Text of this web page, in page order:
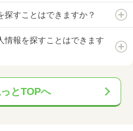
探すことはできますか？
情報を探すことはできます
とTOPへ